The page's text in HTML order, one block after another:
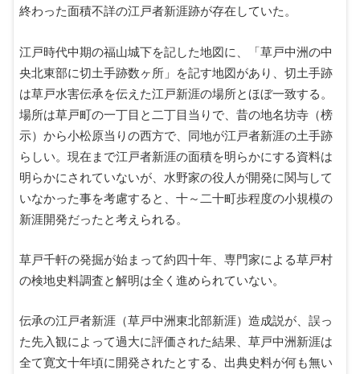
終わった面積不詳の江戸者新涯跡が存在していた。
江戸時代中期の福山城下を記した地図に、「草戸中洲の中
央北東部に切土手跡数ヶ所」を記す地図があり、切土手跡
は草戸水害伝承を伝えた江戸新涯の場所とほぼ一致する。
場所は草戸町の一丁目と二丁目当りで、昔の地名坊寺（榜
示）から小松原当りの西方で、同地が江戸者新涯の土手跡
らしい。現在まで江戸者新涯の面積を明らかにする資料は
明らかにされていないが、水野家の役人が開発に関与して
いなかった事を考慮すると、十～二十町歩程度の小規模の
新涯開発だったと考えられる。
草戸千軒の発掘が始まって約四十年、専門家による草戸村
の検地史料調査と解明は全く進められていない。
伝承の江戸者新涯（草戸中洲東北部新涯）造成説が、誤っ
た先入観によって過大に評価された結果、草戸中洲新涯は
全て寛文十年頃に開発されたとする、出典史料が何も無い